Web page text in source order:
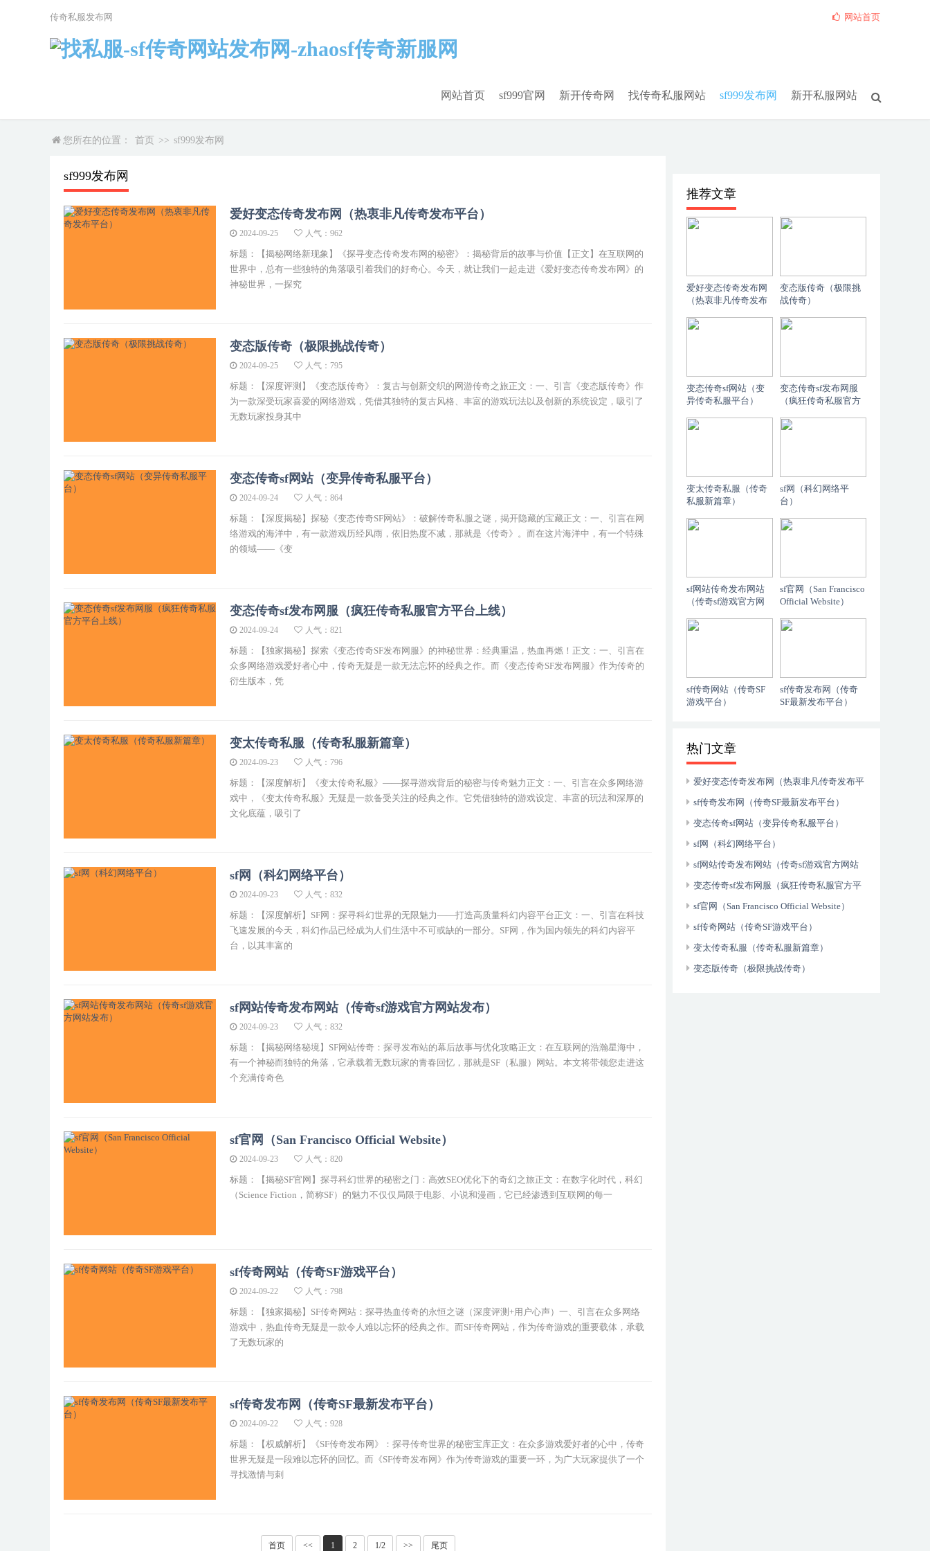
网站首页 sf999官网 新开传奇网 找传奇私服网站 sf999发布网 新开私服网站
网站首页
传奇私服发布网
您所在的位置： 首页 >> sf999发布网
sf999发布网
爱好变态传奇发布网（热衷非凡传奇发布平台）
2024-09-25 人气：962
标题：【揭秘网络新现象】《探寻变态传奇发布网的秘密》：揭秘背后的故事与价值【正文】在互联网的
世界中，总有一些独特的角落吸引着我们的好奇心。今天，就让我们一起走进《爱好变态传奇发布网》的
神秘世界，一探究
变态版传奇（极限挑战传奇）
2024-09-25 人气：795
标题：【深度评测】《变态版传奇》：复古与创新交织的网游传奇之旅正文：一、引言《变态版传奇》作
为一款深受玩家喜爱的网络游戏，凭借其独特的复古风格、丰富的游戏玩法以及创新的系统设定，吸引了
无数玩家投身其中
变态传奇sf网站（变异传奇私服平台）
2024-09-24 人气：864
标题：【深度揭秘】探秘《变态传奇SF网站》：破解传奇私服之谜，揭开隐藏的宝藏正文：一、引言在网
络游戏的海洋中，有一款游戏历经风雨，依旧热度不减，那就是《传奇》。而在这片海洋中，有一个特殊
的领域——《变
变态传奇sf发布网服（疯狂传奇私服官方平台上线）
2024-09-24 人气：821
标题：【独家揭秘】探索《变态传奇SF发布网服》的神秘世界：经典重温，热血再燃！正文：一、引言在
众多网络游戏爱好者心中，传奇无疑是一款无法忘怀的经典之作。而《变态传奇SF发布网服》作为传奇的
衍生版本，凭
变太传奇私服（传奇私服新篇章）
2024-09-23 人气：796
标题：【深度解析】《变太传奇私服》——探寻游戏背后的秘密与传奇魅力正文：一、引言在众多网络游
戏中，《变太传奇私服》无疑是一款备受关注的经典之作。它凭借独特的游戏设定、丰富的玩法和深厚的
文化底蕴，吸引了
sf网（科幻网络平台）
2024-09-23 人气：832
标题：【深度解析】SF网：探寻科幻世界的无限魅力——打造高质量科幻内容平台正文：一、引言在科技
飞速发展的今天，科幻作品已经成为人们生活中不可或缺的一部分。SF网，作为国内领先的科幻内容平
台，以其丰富的
sf网站传奇发布网站（传奇sf游戏官方网站发布）
2024-09-23 人气：832
标题：【揭秘网络秘境】SF网站传奇：探寻发布站的幕后故事与优化攻略正文：在互联网的浩瀚星海中，
有一个神秘而独特的角落，它承载着无数玩家的青春回忆，那就是SF（私服）网站。本文将带领您走进这
个充满传奇色
sf官网（San Francisco Official Website）
2024-09-23 人气：820
标题：【揭秘SF官网】探寻科幻世界的秘密之门：高效SEO优化下的奇幻之旅正文：在数字化时代，科幻
（Science Fiction，简称SF）的魅力不仅仅局限于电影、小说和漫画，它已经渗透到互联网的每一
sf传奇网站（传奇SF游戏平台）
2024-09-22 人气：798
标题：【独家揭秘】SF传奇网站：探寻热血传奇的永恒之谜（深度评测+用户心声）一、引言在众多网络
游戏中，热血传奇无疑是一款令人难以忘怀的经典之作。而SF传奇网站，作为传奇游戏的重要载体，承载
了无数玩家的
sf传奇发布网（传奇SF最新发布平台）
2024-09-22 人气：928
标题：【权威解析】《SF传奇发布网》：探寻传奇世界的秘密宝库正文：在众多游戏爱好者的心中，传奇
世界无疑是一段难以忘怀的回忆。而《SF传奇发布网》作为传奇游戏的重要一环，为广大玩家提供了一个
寻找激情与刺
首页 << 1 2 1/2 >> 尾页
推荐文章
爱好变态传奇发布网
（热衷非凡传奇发布
变态版传奇（极限挑
战传奇）
变态传奇sf网站（变
异传奇私服平台）
变态传奇sf发布网服
（疯狂传奇私服官方
变太传奇私服（传奇
私服新篇章）
sf网（科幻网络平
台）
sf网站传奇发布网站
（传奇sf游戏官方网
sf官网（San Francisco
Official Website）
sf传奇网站（传奇SF
游戏平台）
sf传奇发布网（传奇
SF最新发布平台）
热门文章
爱好变态传奇发布网（热衷非凡传奇发布平
台）
sf传奇发布网（传奇SF最新发布平台）
变态传奇sf网站（变异传奇私服平台）
sf网（科幻网络平台）
sf网站传奇发布网站（传奇sf游戏官方网站
发布）
变态传奇sf发布网服（疯狂传奇私服官方平
台上线）
sf官网（San Francisco Official Website）
sf传奇网站（传奇SF游戏平台）
变太传奇私服（传奇私服新篇章）
变态版传奇（极限挑战传奇）